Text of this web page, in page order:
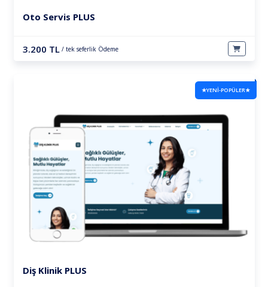
Oto Servis PLUS
3.200 TL / tek seferlik Ödeme
★YENİ-POPÜLER★
Diş Klinik PLUS